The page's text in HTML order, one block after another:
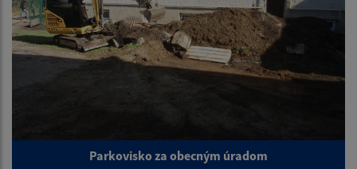
Parkovisko za obecným úradom